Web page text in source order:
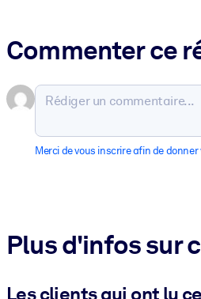
Commenter ce
Merci de vous inscrire afin de donner
Plus d'infos sur
Les clients qui ont lu